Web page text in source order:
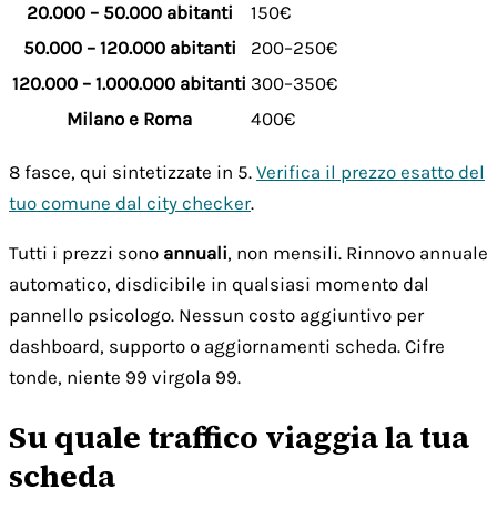
20.000 – 50.000 abitanti
150€
50.000 – 120.000 abitanti
200–250€
120.000 – 1.000.000 abitanti 300–350€
Milano e Roma
400€
8 fasce, qui sintetizzate in 5. Verifica il prezzo esatto del
tuo comune dal city checker.
Tutti i prezzi sono annuali, non mensili. Rinnovo annuale
automatico, disdicibile in qualsiasi momento dal
pannello psicologo. Nessun costo aggiuntivo per
dashboard, supporto o aggiornamenti scheda. Cifre
tonde, niente 99 virgola 99.
Su quale traffico viaggia la tua
scheda